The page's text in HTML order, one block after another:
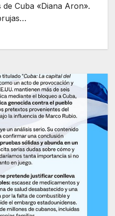
Cuba «Diana Aron».